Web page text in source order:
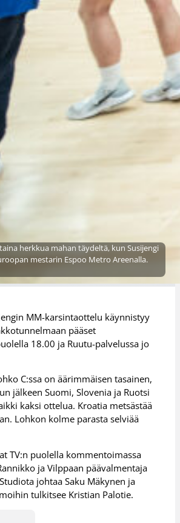
herkkua mahan täydeltä, kun Susijengi
mestarin Espoo Metro Areenalla.
MM-karsintaottelu käynnistyy
pääset
18.00 ja Ruutu-palvelussa jo
C:ssa on äärimmäisen tasainen,
jälkeen Suomi, Slovenia ja Ruotsi
kaksi ottelua. Kroatia metsästää
Lohkon kolme parasta selviää
TV:n puolella kommentoimassa
ja Vilppaan päävalmentaja
johtaa Saku Mäkynen ja
tulkitsee Kristian Palotie.